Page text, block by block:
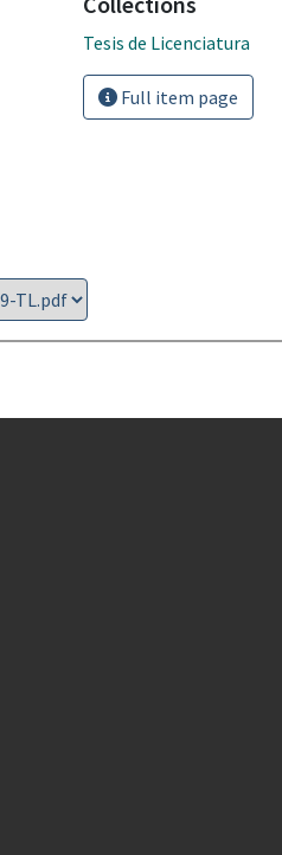
Tesis de Licenciatura
Full item page